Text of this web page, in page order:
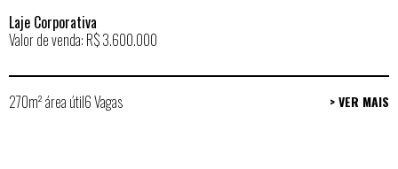
Laje Corporativa
Valor de venda: R$ 3.600.000
270m² área útil6 Vagas > VER MAIS